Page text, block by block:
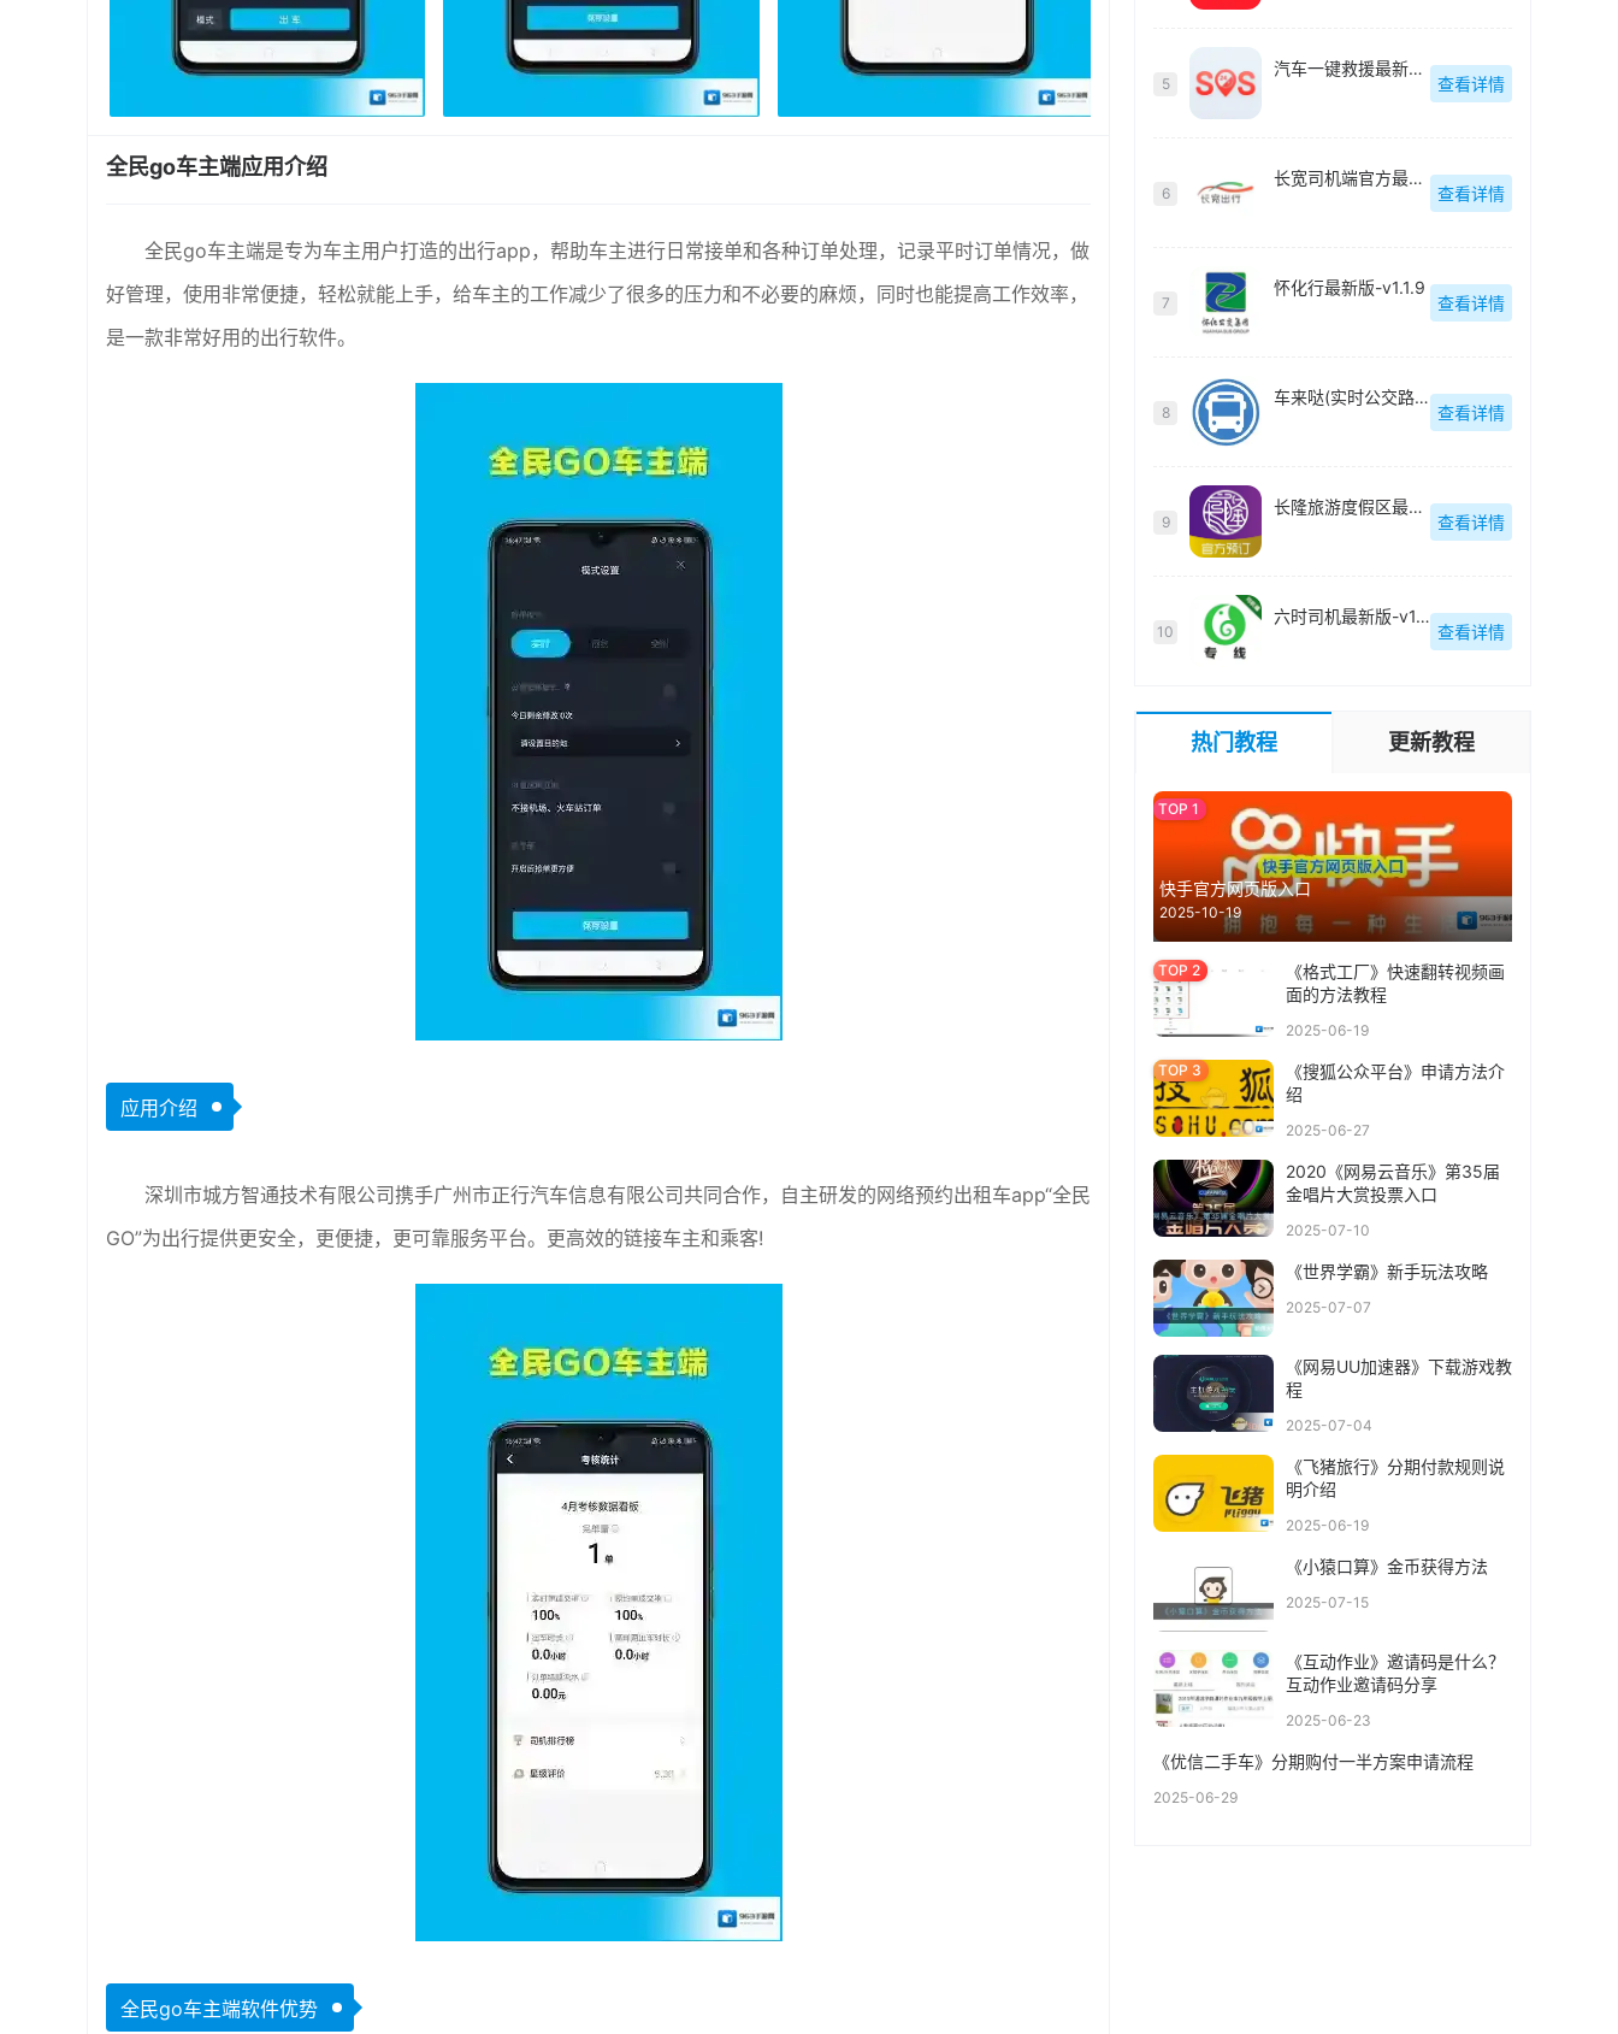
全民go车主端应用介绍
全民go车主端是专为车主用户打造的出行app，帮助车主进行日常接单和各种订单处理，记录平时订单情况，做
好管理，使用非常便捷，轻松就能上手，给车主的工作减少了很多的压力和不必要的麻烦，同时也能提高工作效率，
是一款非常好用的出行软件。
应用介绍
深圳市城方智通技术有限公司携手广州市正行汽车信息有限公司共同合作，自主研发的网络预约出租车app“全民
GO”为出行提供更安全，更便捷，更可靠服务平台。更高效的链接车主和乘客!
全民go车主端软件优势
5
汽车一键救援最新版-v1.2.1
查看详情
6
长宽司机端官方最新版-v1.2.0
查看详情
7
怀化行最新版-v1.1.9
查看详情
8
车来哒(实时公交路线查询)官方最新版-v1.0.0
查看详情
9
长隆旅游度假区最新版-v7.9.0
查看详情
10
六时司机最新版-v1.1.5
查看详情
热门教程 更新教程
快手官方网页版入口
2025-10-19
《格式工厂》快速翻转视频画
面的方法教程
2025-06-19
《搜狐公众平台》申请方法介
绍
2025-06-27
2020《网易云音乐》第35届
金唱片大赏投票入口
2025-07-10
《世界学霸》新手玩法攻略
2025-07-07
《网易UU加速器》下载游戏教
程
2025-07-04
《飞猪旅行》分期付款规则说
明介绍
2025-06-19
《小猿口算》金币获得方法
2025-07-15
《互动作业》邀请码是什么？
互动作业邀请码分享
2025-06-23
《优信二手车》分期购付一半方案申请流程
2025-06-29